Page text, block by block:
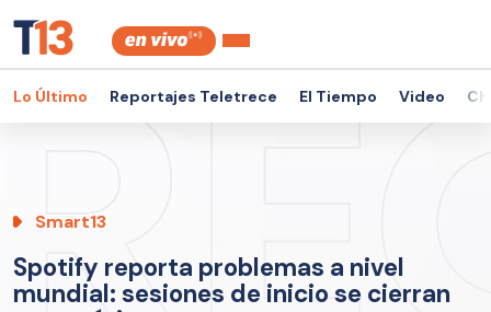
Lo Último Reportajes Teletrece El Tiempo Video
Smart13
Spotify reporta problemas a nivel
mundial: sesiones de inicio se cierran